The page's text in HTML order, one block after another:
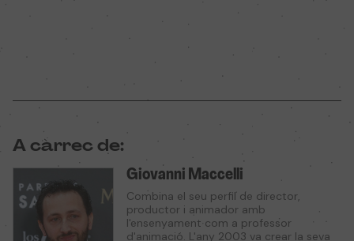
A càrrec de:
Giovanni Maccelli
Combina el seu perfil de director,
productor i animador amb
l'ensenyament com a professor
d'animació. L'any 2003 va crear la seva